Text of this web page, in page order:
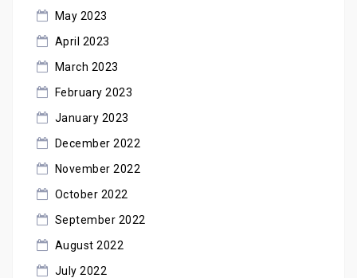
May 2023
April 2023
March 2023
February 2023
January 2023
December 2022
November 2022
October 2022
September 2022
August 2022
July 2022